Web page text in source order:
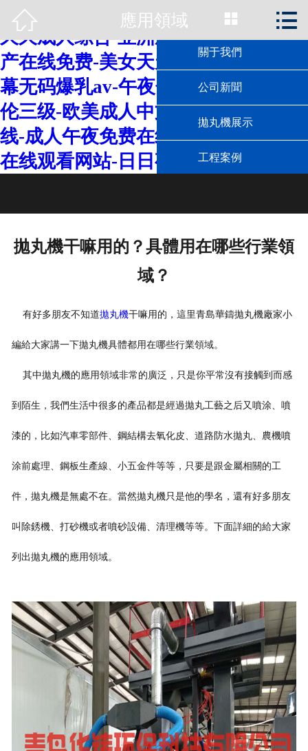
日本69视频-中文字幕黄色-在线麻豆-
久久成人综合-亚洲成人精品视频-国
产在线免费-美女天天操-亚洲中文字
幕无码爆乳av-午夜色片-少妇愉情理
伦三级-欧美成人中文字幕-热久久在
线-成人午夜免费在线观看-午夜视频
在线观看网站-日日夜夜伊人
首頁
關于我們
公司新聞
拋丸機展示
工程案例
 應用領域  
拋丸機干嘛用的？具體用在哪些行業領
域？
有好多朋友不知道拋丸機干嘛用的，這里青島華鑄拋丸機廠家小
編給大家講一下拋丸機具體都用在哪些行業領域。
其中拋丸機的應用領域非常的廣泛，只是你平常沒有接觸到而感
到陌生，我們生活中很多的產品都是經過拋丸工藝之后又噴涂、噴
漆的，比如汽車零部件、鋼結構去氧化皮、道路防水拋丸、農機噴
涂前處理、鋼板生產線、小五金件等等，只要是跟金屬相關的工
件，拋丸機是無處不在。當然拋丸機只是他的學名，還有好多朋友
叫除銹機、打砂機或者噴砂設備、清理機等等。下面詳細的給大家
列出拋丸機的應用領域。